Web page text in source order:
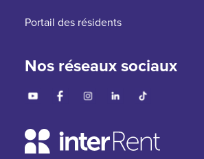
Portail des résidents
Nos réseaux sociaux